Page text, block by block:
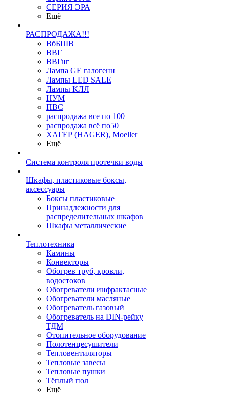
СЕРИЯ ЭРА
Ещё
РАСПРОДАЖА!!!
ВбБШВ
ВВГ
ВВГнг
Лампа GE галогенн
Лампы LED SALE
Лампы КЛЛ
НУМ
ПВС
распродажа все по 100
распродажа всё по50
ХАГЕР (HAGER), Moeller
Ещё
Система контроля протечки воды
Шкафы, пластиковые боксы,
аксессуары
Боксы пластиковые
Принадлежности для
распределительных шкафов
Шкафы металлические
Теплотехника
Камины
Конвекторы
Обогрев труб, кровли,
водостоков
Обогреватели инфрактасные
Обогреватели масляные
Обогреватель газовый
Обогреватель на DIN-рейку
ТДМ
Отопительное оборудование
Полотенцесушители
Тепловентиляторы
Тепловые завесы
Тепловые пушки
Тёплый пол
Ещё